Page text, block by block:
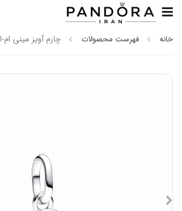
خانه فهرست محصولات چارم آویز مینی